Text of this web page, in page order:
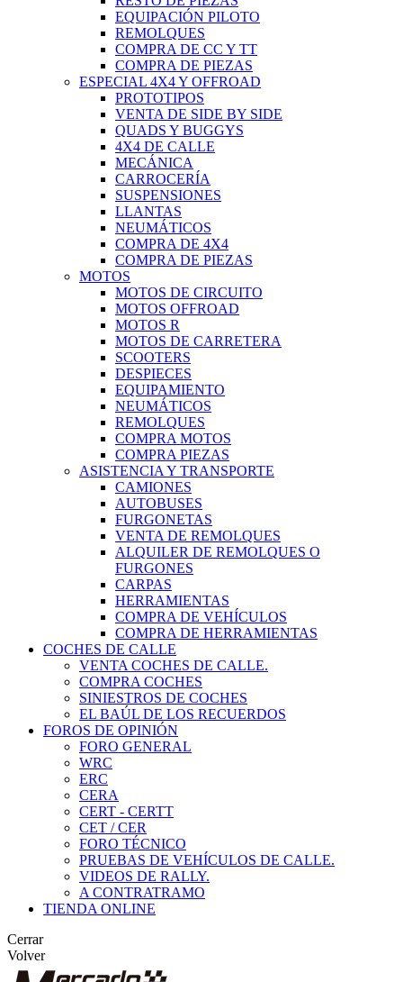
EQUIPACIÓN PILOTO
REMOLQUES
COMPRA DE CC Y TT
COMPRA DE PIEZAS
ESPECIAL 4X4 Y OFFROAD
PROTOTIPOS
VENTA DE SIDE BY SIDE
QUADS Y BUGGYS
4X4 DE CALLE
MECÁNICA
CARROCERÍA
SUSPENSIONES
LLANTAS
NEUMÁTICOS
COMPRA DE 4X4
COMPRA DE PIEZAS
MOTOS
MOTOS DE CIRCUITO
MOTOS OFFROAD
MOTOS R
MOTOS DE CARRETERA
SCOOTERS
DESPIECES
EQUIPAMIENTO
NEUMÁTICOS
REMOLQUES
COMPRA MOTOS
COMPRA PIEZAS
ASISTENCIA Y TRANSPORTE
CAMIONES
AUTOBUSES
FURGONETAS
VENTA DE REMOLQUES
ALQUILER DE REMOLQUES O
FURGONES
CARPAS
HERRAMIENTAS
COMPRA DE VEHÍCULOS
COMPRA DE HERRAMIENTAS
COCHES DE CALLE
VENTA COCHES DE CALLE.
COMPRA COCHES
SINIESTROS DE COCHES
EL BAÚL DE LOS RECUERDOS
FOROS DE OPINIÓN
FORO GENERAL
WRC
ERC
CERA
CERT - CERTT
CET / CER
FORO TÉCNICO
PRUEBAS DE VEHÍCULOS DE CALLE.
VIDEOS DE RALLY.
A CONTRATRAMO
TIENDA ONLINE
Cerrar
Volver